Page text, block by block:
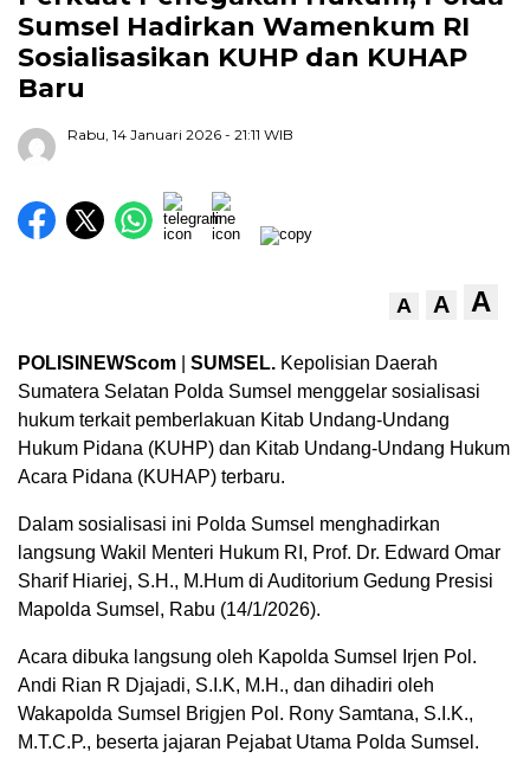
Sumsel Hadirkan Wamenkum RI
Sosialisasikan KUHP dan KUHAP
Baru
Rabu, 14 Januari 2026 - 21:11 WIB
A A A
POLISINEWScom SUMSEL. Kepolisian Daerah
Sumatera Selatan Polda Sumsel menggelar sosialisasi
hukum terkait pemberlakuan Kitab Undang-Undang
Hukum Pidana (KUHP) dan Kitab Undang-Undang Hukum
Acara Pidana (KUHAP) terbaru.
Dalam sosialisasi ini Polda Sumsel menghadirkan
langsung Wakil Menteri Hukum RI, Prof. Dr. Edward Omar
Sharif Hiariej, S.H., M.Hum di Auditorium Gedung Presisi
Mapolda Sumsel, Rabu (14/1/2026).
Acara dibuka langsung oleh Kapolda Sumsel Irjen Pol.
Andi Rian R Djajadi, S.I.K, M.H., dan dihadiri oleh
Wakapolda Sumsel Brigjen Pol. Rony Samtana, S.I.K.,
M.T.C.P., beserta jajaran Pejabat Utama Polda Sumsel.